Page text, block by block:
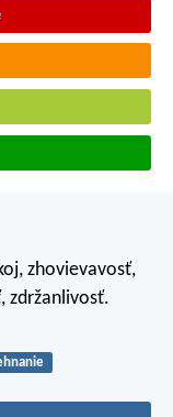
zhovievavosť,
zdržanlivosť.